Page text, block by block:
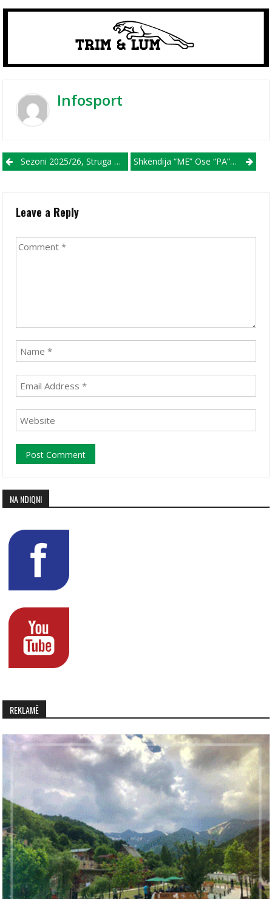
Infosport
Post navigation
Sezoni 2025/26, Struga Trim Lum E Mbylli Stinorin Vjeshtorë Me Statistikat Dhe Me Individët Më Të Mirë Shkëndija “ME” Ose “PA” Vëllezërit Ramadani Në Pranverë!?
Leave a Reply
NA NDIQNI
REKLAMË